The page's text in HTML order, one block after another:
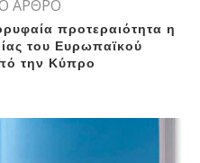
ΑΡΘΡΟ
προτεραιότητα η
του Ευρωπαϊκού
την Κύπρο